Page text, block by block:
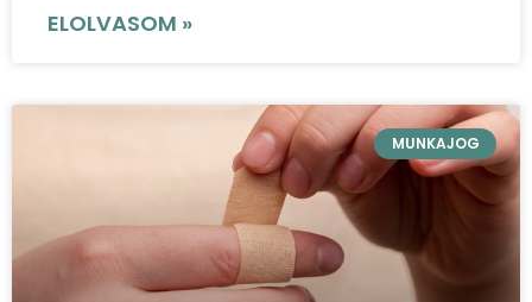
ELOLVASOM »
MUNKAJOG